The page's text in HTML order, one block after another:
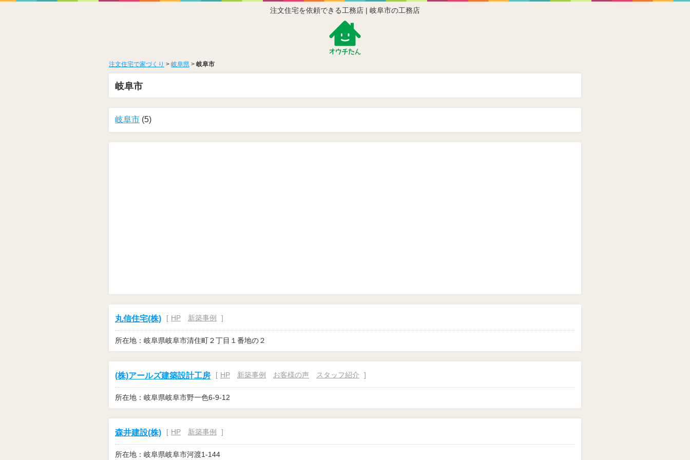
注文住宅を依頼できる工務店 | 岐阜市の工務店
注文住宅で家づくり > 岐阜県 > 岐阜市
岐阜市
岐阜市 (5)
丸信住宅(株) [ HP 新築事例 ]
所在地：岐阜県岐阜市清住町２丁目１番地の２
(株)アールズ建築設計工房 [ HP 新築事例 お客様の声 スタッフ紹介 ]
所在地：岐阜県岐阜市野一色6-9-12
森井建設(株) [ HP 新築事例 ]
所在地：岐阜県岐阜市河渡1-144